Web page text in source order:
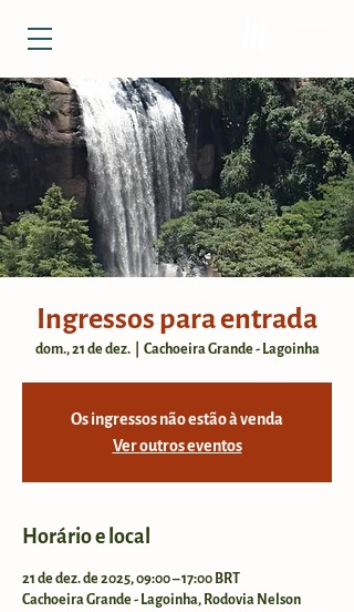
Ingressos para entrada
dom., 21 de dez.
  |
Cachoeira Grande - Lagoinha
Os ingressos não estão à venda
Ver outros eventos
Horário e local
21 de dez. de 2025, 09:00 – 17:00 BRT
Cachoeira Grande - Lagoinha, Rodovia Nelson